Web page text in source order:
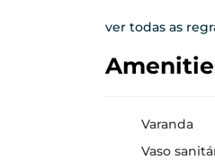
ver todas as
Varanda
Vaso